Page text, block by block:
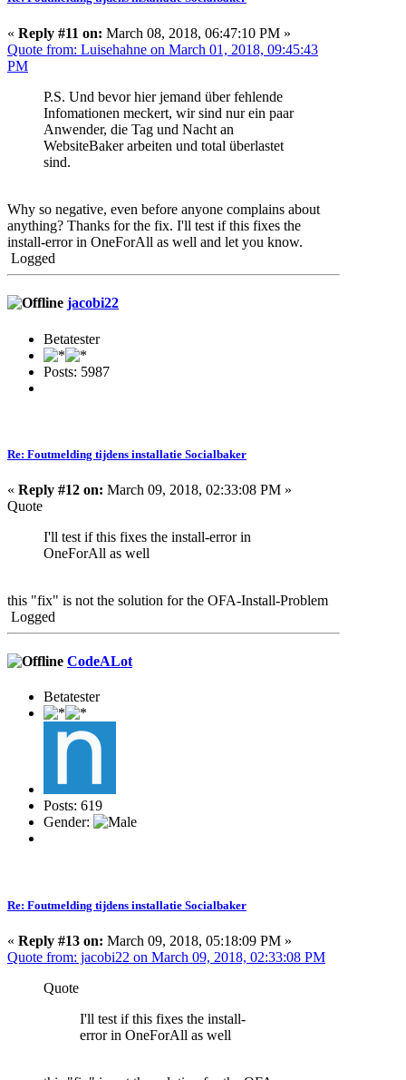
« Reply #11 on: March 08, 2018, 06:47:10 PM »
Quote from: Luisehahne on March 01, 2018, 09:45:43
PM
P.S. Und bevor hier jemand über fehlende
Infomationen meckert, wir sind nur ein paar
Anwender, die Tag und Nacht an
WebsiteBaker arbeiten und total überlastet
sind.
Why so negative, even before anyone complains about
anything? Thanks for the fix. I'll test if this fixes the
install-error in OneForAll as well and let you know.
Logged
jacobi22
Betatester
Posts: 5987
Re: Foutmelding tijdens installatie Socialbaker
« Reply #12 on: March 09, 2018, 02:33:08 PM »
Quote
I'll test if this fixes the install-error in
OneForAll as well
this "fix" is not the solution for the OFA-Install-Problem
Logged
CodeALot
Betatester
Posts: 619
Gender:
Re: Foutmelding tijdens installatie Socialbaker
« Reply #13 on: March 09, 2018, 05:18:09 PM »
Quote from: jacobi22 on March 09, 2018, 02:33:08 PM
Quote
I'll test if this fixes the install-
error in OneForAll as well